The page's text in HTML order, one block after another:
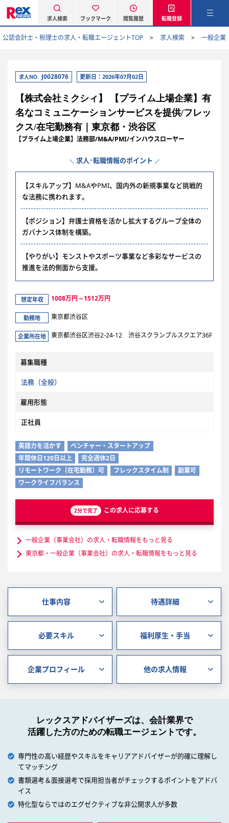
求人検索 ブックマーク 閲覧履歴 転職登録
公認会計士・税理士の求人・転職エージェントTOP 求人検索 一般企業
求人NO. J0028076 更新日：2026年07月02日
【株式会社ミクシィ】 【プライム上場企業】有
名なコミュニケーションサービスを提供/フレッ
クス/在宅勤務有｜東京都・渋谷区
【プライム上場企業】法務部/M&A/PMI/インハウスローヤー
求人･転職情報のポイント
【スキルアップ】M&AやPMI、国内外の新規事業など挑戦的
な法務に携われます。
【ポジション】弁護士資格を活かし拡大するグループ全体の
ガバナンス体制を構築。
【やりがい】モンストやスポーツ事業など多彩なサービスの
推進を法的側面から支援。
想定年収 1008万円～1512万円
勤務地 東京都渋谷区
企業所在地 東京都渋谷区渋谷2-24-12 渋谷スクランブルスクエア36F
募集職種
法務（全般）
雇用形態
正社員
英語力を活かす
ベンチャー・スタートアップ
年間休日120日以上
完全週休2日
リモートワーク（在宅勤務）可
フレックスタイム制
副業可
ワークライフバランス
2分で完了 この求人に応募する
一般企業（事業会社）の求人・転職情報をもっと見る
東京都・一般企業（事業会社）の求人・転職情報をもっと見る
仕事内容 待遇詳細
必要スキル 福利厚生・手当
企業プロフィール 他の求人情報
レックスアドバイザーズは、会計業界で
活躍した方のための転職エージェントです。
専門性の高い経歴やスキルをキャリアアドバイザーが的確に理解し
てマッチング
書類選考＆面接選考で採用担当者がチェックするポイントをアドバ
イス
特化型ならではのエグゼクティブな非公開求人が多数